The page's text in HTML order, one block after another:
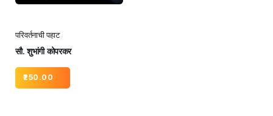
परिवर्तनाची पहाट
सौ. शुभांगी कोपरकर
250.00